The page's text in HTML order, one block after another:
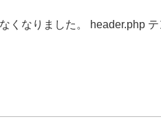
くなりました。 header.php